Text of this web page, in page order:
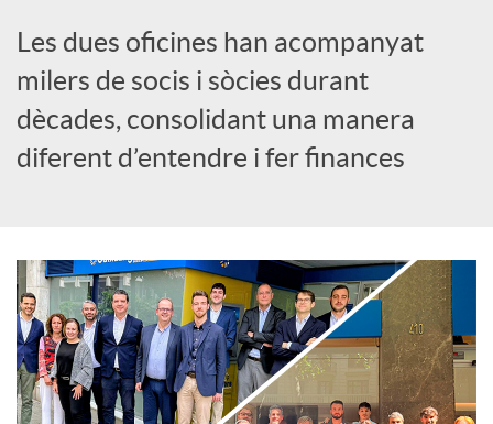
d
o
r
e
c
Les dues oficines han acompanyat
milers de socis i sòcies durant
dècades, consolidant una manera
diferent d’entendre i fer finances